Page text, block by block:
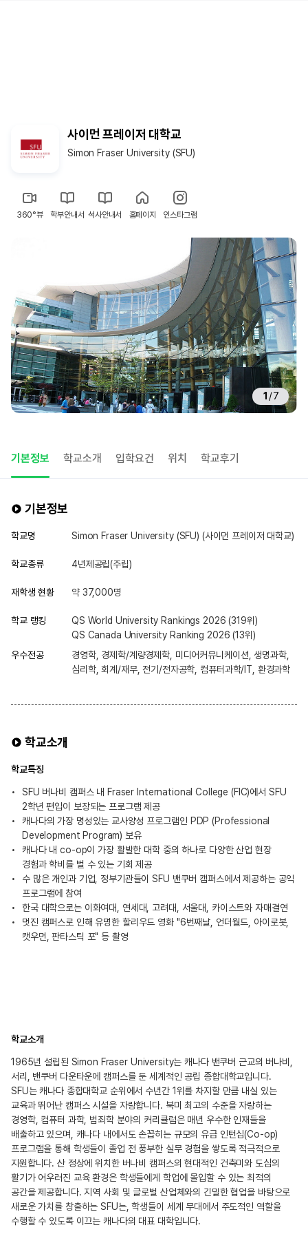
사이먼 프레이저 대학교
Simon Fraser University (SFU)
360°뷰 학부안내서 석사안내서 홈페이지 인스타그램
1 /7
기본정보 학교소개 입학요건 위치 학교후기
기본정보
학교명 Simon Fraser University (SFU) (사이먼 프레이저 대학교)
학교종류 4년제공립(주립)
재학생 현황 약 37,000명
학교 랭킹
QS World University Rankings 2026 (319위)
QS Canada University Ranking 2026 (13위)
우수전공
경영학, 경제학/계량경제학, 미디어커뮤니케이션, 생명과학,
심리학, 회계/재무, 전기/전자공학, 컴퓨터과학/IT, 환경과학
학교소개
학교특징
SFU 버나비 캠퍼스 내 Fraser International College (FIC)에서 SFU
2학년 편입이 보장되는 프로그램 제공
캐나다의 가장 명성있는 교사양성 프로그램인 PDP (Professional
Development Program) 보유
캐나다 내 co-op이 가장 활발한 대학 중의 하나로 다양한 산업 현장
경험과 학비를 벌 수 있는 기회 제공
수 많은 개인과 기업, 정부기관들이 SFU 밴쿠버 캠퍼스에서 제공하는 공익
프로그램에 참여
한국 대학으로는 이화여대, 연세대, 고려대, 서울대, 카이스트와 자매결연
멋진 캠퍼스로 인해 유명한 할리우드 영화 "6번째날, 언더월드, 아이로봇,
캣우먼, 판타스틱 포" 등 촬영
학교소개
1965년 설립된 Simon Fraser University는 캐나다 밴쿠버 근교의 버나비,
서리, 밴쿠버 다운타운에 캠퍼스를 둔 세계적인 공립 종합대학교입니다.
SFU는 캐나다 종합대학교 순위에서 수년간 1위를 차지할 만큼 내실 있는
교육과 뛰어난 캠퍼스 시설을 자랑합니다. 북미 최고의 수준을 자랑하는
경영학, 컴퓨터 과학, 범죄학 분야의 커리큘럼은 매년 우수한 인재들을
배출하고 있으며, 캐나다 내에서도 손꼽히는 규모의 유급 인턴십(Co-op)
프로그램을 통해 학생들이 졸업 전 풍부한 실무 경험을 쌓도록 적극적으로
지원합니다. 산 정상에 위치한 버나비 캠퍼스의 현대적인 건축미와 도심의
활기가 어우러진 교육 환경은 학생들에게 학업에 몰입할 수 있는 최적의
공간을 제공합니다. 지역 사회 및 글로벌 산업체와의 긴밀한 협업을 바탕으로
새로운 가치를 창출하는 SFU는, 학생들이 세계 무대에서 주도적인 역할을
수행할 수 있도록 이끄는 캐나다의 대표 대학입니다.